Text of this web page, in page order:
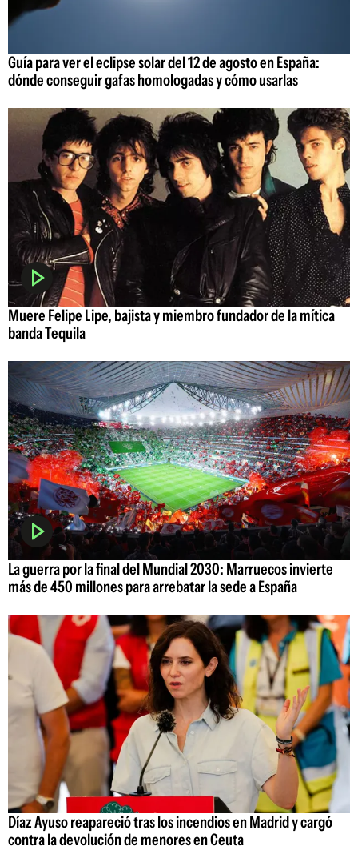
Guía para ver el eclipse solar del 12 de agosto en España:
dónde conseguir gafas homologadas y cómo usarlas
Muere Felipe Lipe, bajista y miembro fundador de la mítica
banda Tequila
La guerra por la final del Mundial 2030: Marruecos invierte
más de 450 millones para arrebatar la sede a España
Díaz Ayuso reapareció tras los incendios en Madrid y cargó
contra la devolución de menores en Ceuta